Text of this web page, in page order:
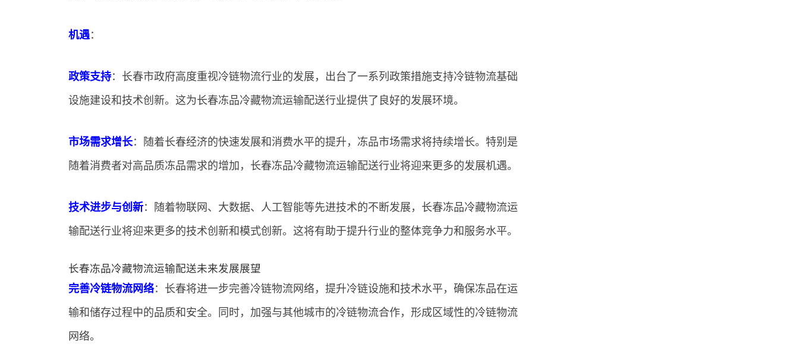
机遇：
政策支持：长春市政府高度重视冷链物流行业的发展，出台了一系列政策措施支持冷链物流基础
设施建设和技术创新。这为长春冻品冷藏物流运输配送行业提供了良好的发展环境。
市场需求增长：随着长春经济的快速发展和消费水平的提升，冻品市场需求将持续增长。特别是
随着消费者对高品质冻品需求的增加，长春冻品冷藏物流运输配送行业将迎来更多的发展机遇。
技术进步与创新：随着物联网、大数据、人工智能等先进技术的不断发展，长春冻品冷藏物流运
输配送行业将迎来更多的技术创新和模式创新。这将有助于提升行业的整体竞争力和服务水平。
长春冻品冷藏物流运输配送未来发展展望
完善冷链物流网络：长春将进一步完善冷链物流网络，提升冷链设施和技术水平，确保冻品在运
输和储存过程中的品质和安全。同时，加强与其他城市的冷链物流合作，形成区域性的冷链物流
网络。